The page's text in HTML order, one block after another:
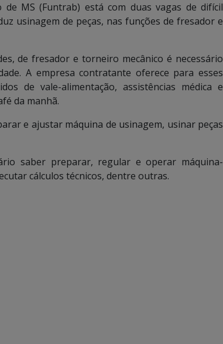
MS (Funtrab) está com duas vagas de difícil
usinagem de peças, nas funções de fresador e
de fresador e torneiro mecânico é necessário
A empresa contratante oferece para esses
de vale-alimentação, assistências médica e
da manhã.
e ajustar máquina de usinagem, usinar peças
saber preparar, regular e operar máquina-
cálculos técnicos, dentre outras.